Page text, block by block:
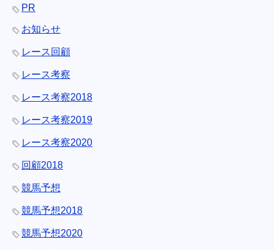
PR
お知らせ
レース回顧
レース考察
レース考察2018
レース考察2019
レース考察2020
回顧2018
競馬予想
競馬予想2018
競馬予想2020